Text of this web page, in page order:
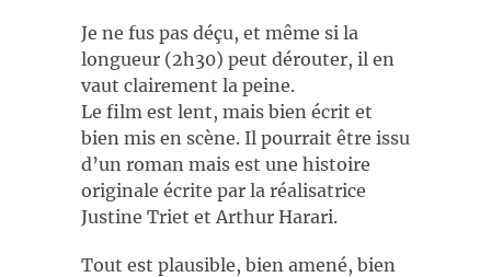
Je ne fus pas déçu, et même si la
longueur (2h30) peut dérouter, il en
vaut clairement la peine.
Le film est lent, mais bien écrit et
bien mis en scène. Il pourrait être issu
d’un roman mais est une histoire
originale écrite par la réalisatrice
Justine Triet et Arthur Harari.
Tout est plausible, bien amené, bien